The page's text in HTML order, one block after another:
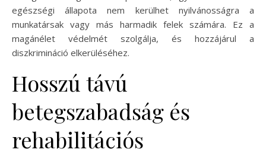
egészségi állapota nem kerülhet nyilvánosságra a
munkatársak vagy más harmadik felek számára. Ez a
magánélet védelmét szolgálja, és hozzájárul a
diszkrimináció elkerüléséhez.
Hosszú távú
betegszabadság és
rehabilitációs